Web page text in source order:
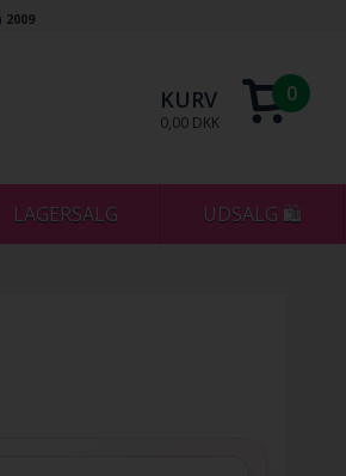
2009
KURV
0,00 DKK
0
LAGERSALG UDSALG 🛍